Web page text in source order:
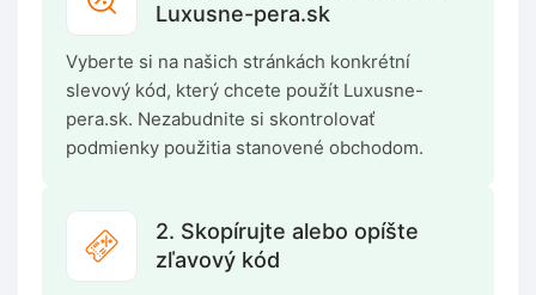
Luxusne-pera.sk
Vyberte si na našich stránkách konkrétní
slevový kód, který chcete použít Luxusne-
pera.sk. Nezabudnite si skontrolovať
podmienky použitia stanovené obchodom.
2. Skopírujte alebo opíšte
zľavový kód